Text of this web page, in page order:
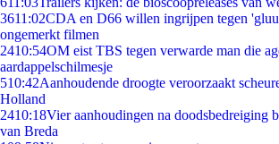
3611:02CDA en D66 willen ingrijpen tegen
ongemerkt filmen
2410:54OM eist TBS tegen verwarde man die
aardappelschilmesje
510:42Aanhoudende droogte veroorzaakt
Holland
2410:18Vier aanhoudingen na doodsbedreiging
van Breda